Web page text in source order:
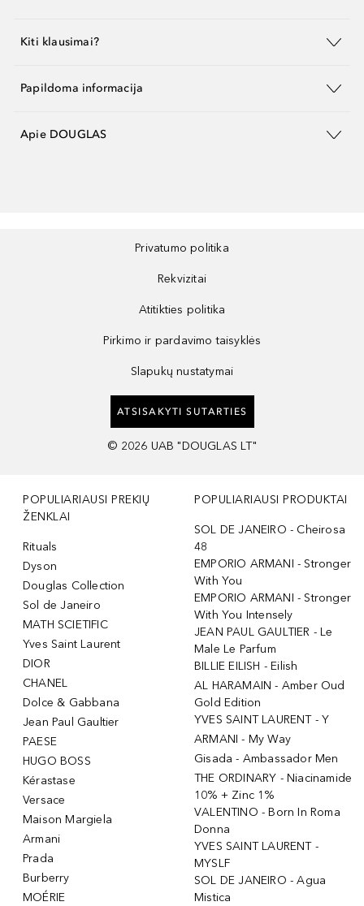
Kiti klausimai?
Papildoma informacija
Apie DOUGLAS
Privatumo politika
Rekvizitai
Atitikties politika
Pirkimo ir pardavimo taisyklės
Slapukų nustatymai
ATSISAKYTI SUTARTIES
© 2026 UAB "DOUGLAS LT"
POPULIARIAUSI PREKIŲ
ŽENKLAI
Rituals
Dyson
Douglas Collection
Sol de Janeiro
MATH SCIETIFIC
Yves Saint Laurent
DIOR
CHANEL
Dolce & Gabbana
Jean Paul Gaultier
PAESE
HUGO BOSS
Kérastase
Versace
Maison Margiela
Armani
Prada
Burberry
MOÉRIE
POPULIARIAUSI PRODUKTAI
SOL DE JANEIRO - Cheirosa
48
EMPORIO ARMANI - Stronger
With You
EMPORIO ARMANI - Stronger
With You Intensely
JEAN PAUL GAULTIER - Le
Male Le Parfum
BILLIE EILISH - Eilish
AL HARAMAIN - Amber Oud
Gold Edition
YVES SAINT LAURENT - Y
ARMANI - My Way
Gisada - Ambassador Men
THE ORDINARY - Niacinamide
10% + Zinc 1%
VALENTINO - Born In Roma
Donna
YVES SAINT LAURENT -
MYSLF
SOL DE JANEIRO - Agua
Mistica